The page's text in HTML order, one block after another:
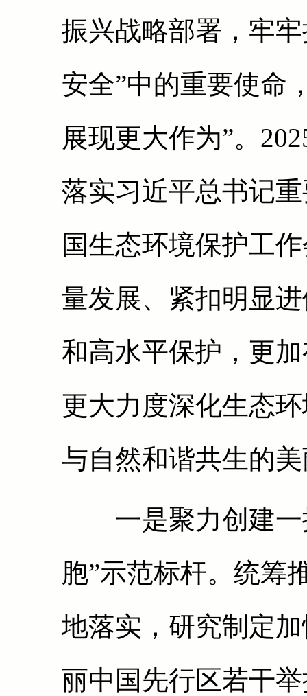
振兴战略部署，牢
安全”中的重要使命
展现更大作为”。
落实习近平总书记
国生态环境保护工
量发展、紧扣明显
和高水平保护，更
更大力度深化生态
与自然和谐共生的
一是聚力创建一
胞”示范标杆。统筹
地落实，研究制定
丽中国先行区若干